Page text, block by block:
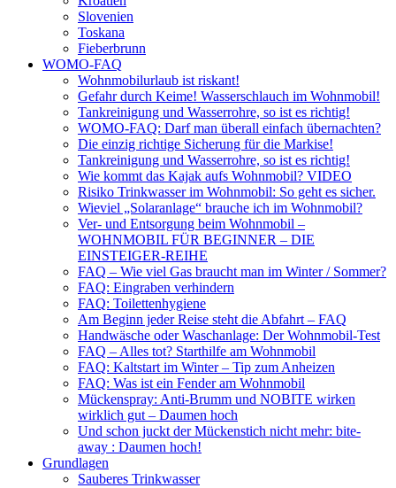
Slovenien
Toskana
Fieberbrunn
WOMO-FAQ
Wohnmobilurlaub ist riskant!
Gefahr durch Keime! Wasserschlauch im Wohnmobil!
Tankreinigung und Wasserrohre, so ist es richtig!
WOMO-FAQ: Darf man überall einfach übernachten?
Die einzig richtige Sicherung für die Markise!
Tankreinigung und Wasserrohre, so ist es richtig!
Wie kommt das Kajak aufs Wohnmobil? VIDEO
Risiko Trinkwasser im Wohnmobil: So geht es sicher.
Wieviel „Solaranlage“ brauche ich im Wohnmobil?
Ver- und Entsorgung beim Wohnmobil –
WOHNMOBIL FÜR BEGINNER – DIE
EINSTEIGER-REIHE
FAQ – Wie viel Gas braucht man im Winter / Sommer?
FAQ: Eingraben verhindern
FAQ: Toilettenhygiene
Am Beginn jeder Reise steht die Abfahrt – FAQ
Handwäsche oder Waschanlage: Der Wohnmobil-Test
FAQ – Alles tot? Starthilfe am Wohnmobil
FAQ: Kaltstart im Winter – Tip zum Anheizen
FAQ: Was ist ein Fender am Wohnmobil
Mückenspray: Anti-Brumm und NOBITE wirken
wirklich gut – Daumen hoch
Und schon juckt der Mückenstich nicht mehr: bite-
away : Daumen hoch!
Grundlagen
Sauberes Trinkwasser